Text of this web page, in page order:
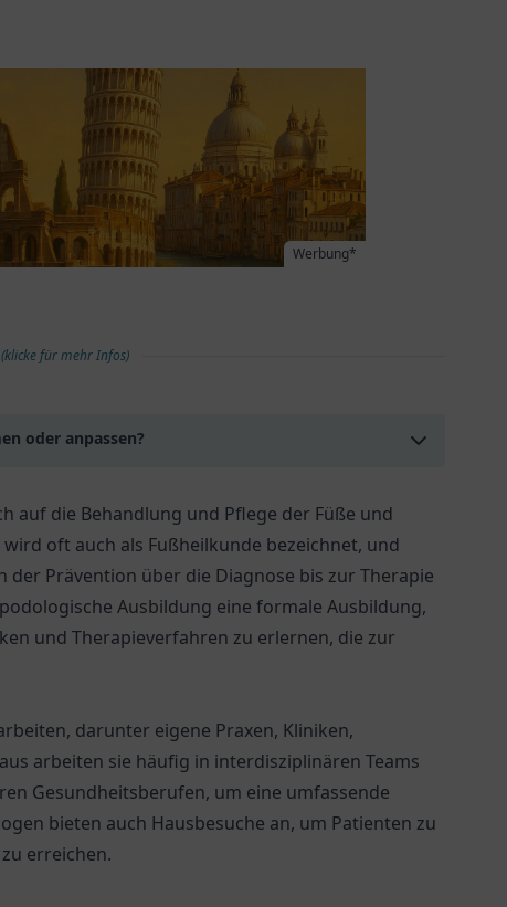
Werbung*
für mehr Infos)
oder anpassen?
auf die Behandlung und Pflege der Füße und
oft auch als Fußheilkunde bezeichnet, und
Prävention über die Diagnose bis zur Therapie
Ausbildung eine formale Ausbildung,
und Therapieverfahren zu erlernen, die zur
darunter eigene Praxen, Kliniken,
arbeiten sie häufig in interdisziplinären Teams
Gesundheitsberufen, um eine umfassende
bieten auch Hausbesuche an, um Patienten zu
erreichen.